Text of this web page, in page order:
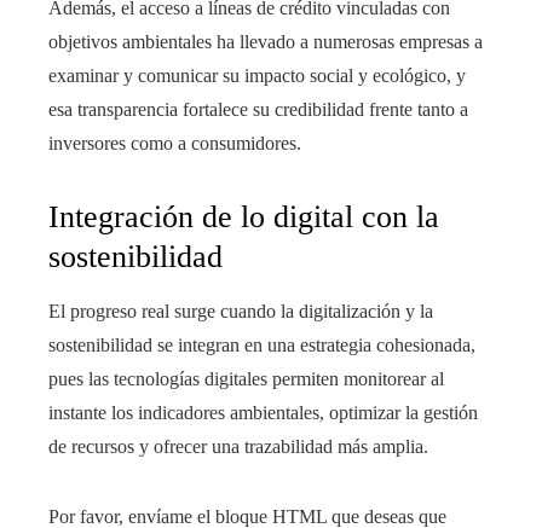
Además, el acceso a líneas de crédito vinculadas con
objetivos ambientales ha llevado a numerosas empresas a
examinar y comunicar su impacto social y ecológico, y
esa transparencia fortalece su credibilidad frente tanto a
inversores como a consumidores.
Integración de lo digital con la
sostenibilidad
El progreso real surge cuando la digitalización y la
sostenibilidad se integran en una estrategia cohesionada,
pues las tecnologías digitales permiten monitorear al
instante los indicadores ambientales, optimizar la gestión
de recursos y ofrecer una trazabilidad más amplia.
Por favor, envíame el bloque HTML que deseas que